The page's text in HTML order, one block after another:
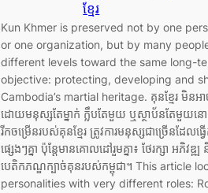
ខ្មែរ
Kun Khmer is preserved not by one
or one organization, but by many
different levels toward the same long-
objective: protecting, developing and
Cambodia’s martial heritage. គុនខ្មែរ មិនអាច
ដោយមនុស្សតែម្នាក់ ក្លឹបតែមួយ ឬស្ថាប័នតែមួយនោ
រីកចម្រើនរបស់គុនខ្មែរ ត្រូវការមនុស្សជាច្រើនដែលធ្វ
ផ្សេងៗគ្នា ប៉ុន្តែមានគោលដៅរួមគ្នា៖ ថែរក្សា អភិវឌ្ឍ
បេតិកភណ្ឌក្បាច់គុនរបស់កម្ពុជា។ This article
personalities with very different roles: